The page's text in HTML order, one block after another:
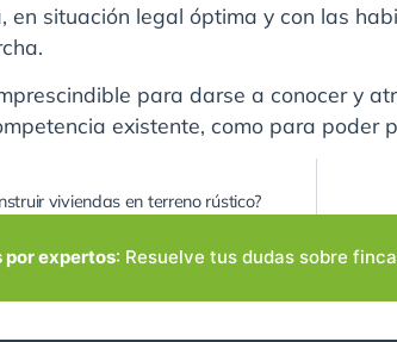
en situación legal óptima y con las
para darse a conocer y
existente, como para poder
viviendas en terreno rústico?
por expertos: Resuelve tus dudas sobre